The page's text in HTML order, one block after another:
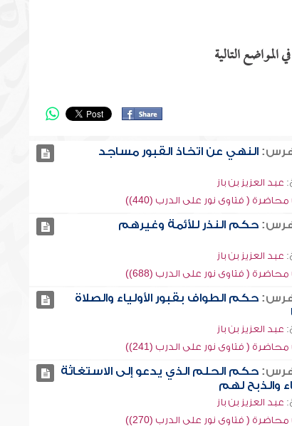
التالية
النهي عن اتخاذ القبور مساجد
عبد العزيز بن باز
( فتاوى نور على الدرب (440))
حكم النذر للأئمة وغيرهم
عبد العزيز بن باز
( فتاوى نور على الدرب (688))
حكم الطواف بقبور الأولياء والصلاة
عبد العزيز بن باز
( فتاوى نور على الدرب (241))
حكم الحلم الذي يدعو إلى الاستغاثة
والذبح لهم
عبد العزيز بن باز
( فتاوى نور على الدرب (270))